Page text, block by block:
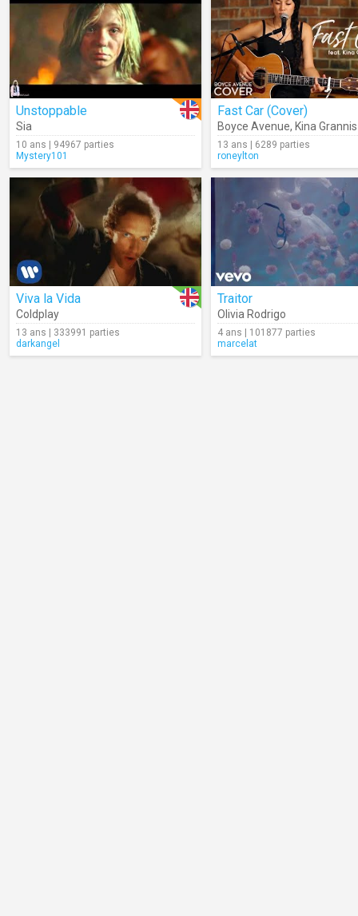
Unstoppable
Sia
10 ans | 94967 parties
Mystery101
Fast Car (Cover)
Boyce Avenue, Kina Grannis
13 ans | 6289 parties
roneylton
Viva la Vida
Coldplay
13 ans | 333991 parties
darkangel
Traitor
Olivia Rodrigo
4 ans | 101877 parties
marcelat